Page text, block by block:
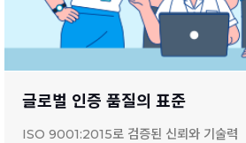
글로벌 인증 품질의 표준
ISO 9001:2015로 검증된 신뢰와 기술력